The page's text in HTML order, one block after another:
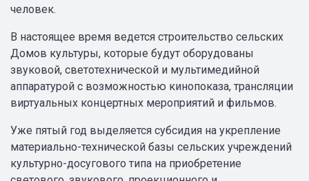
человек.
В настоящее время ведется строительство сельских
Домов культуры, которые будут оборудованы
звуковой, светотехнической и мультимедийной
аппаратурой с возможностью кинопоказа, трансляции
виртуальных концертных мероприятий и фильмов.
Уже пятый год выделяется субсидия на укрепление
материально-технической базы сельских учреждений
культурно-досугового типа на приобретение